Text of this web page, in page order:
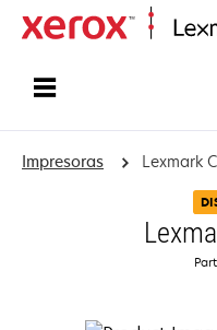
Impresoras Lexmark